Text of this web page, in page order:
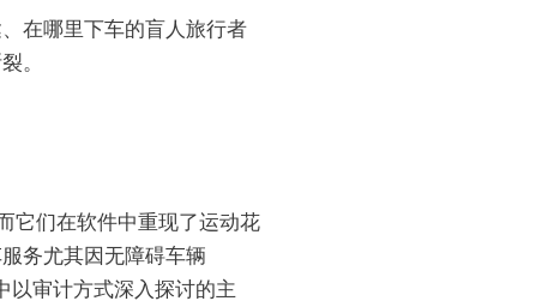
在哪里下车的盲人旅行者
。
它们在软件中重现了运动花
务尤其因无障碍车辆
以审计方式深入探讨的主